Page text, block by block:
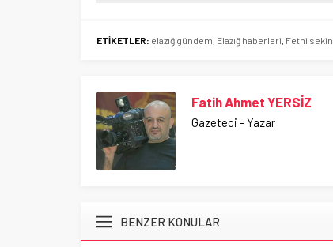
ETİKETLER: elazığ gündem, Elazığ haberleri, Fethi sekin
Fatih Ahmet YERSİZ
Gazeteci - Yazar
BENZER KONULAR